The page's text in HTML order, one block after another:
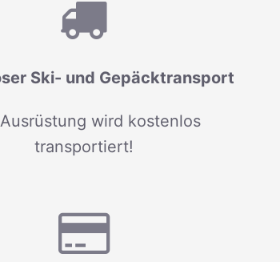
Ski- und Gepäcktransport
wird kostenlos
transportiert!